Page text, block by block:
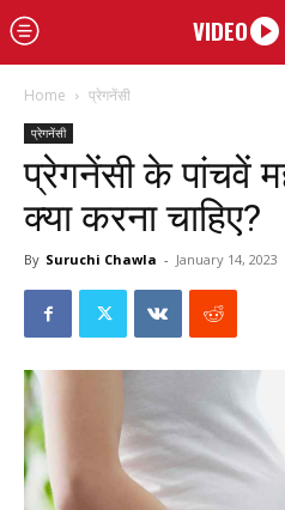
VIDEO
Home प्रेगनेंसी
प्रेगनेंसी
प्रेगनेंसी के पांचवें
क्या करना चाहिए?
By Suruchi Chawla - January 14, 2023